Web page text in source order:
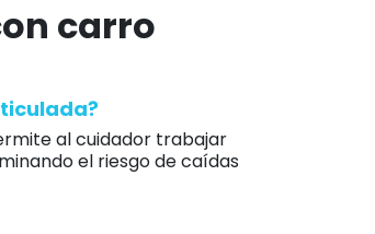
carro
al cuidador trabajar
el riesgo de caídas